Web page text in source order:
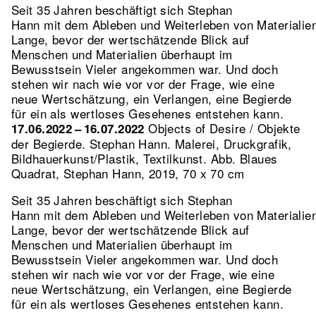
Seit 35 Jahren beschäftigt sich Stephan
Hann mit dem Ableben und Weiterleben von
Lange, bevor der wertschätzende Blick auf
Menschen und Materialien überhaupt im
Bewusstsein Vieler angekommen war. Und doch
stehen wir nach wie vor vor der Frage, wie eine
neue Wertschätzung, ein Verlangen, eine Begierde
für ein als wertloses Gesehenes entstehen kann.
17.06.2022 – 16.07.2022Objects of Desire / Objekte
der Begierde. Stephan Hann. Malerei, Druckgrafik,
Bildhauerkunst/Plastik, Textilkunst. Abb. Blaues
Quadrat, Stephan Hann, 2019, 70 x 70 cm
Seit 35 Jahren beschäftigt sich Stephan
Hann mit dem Ableben und Weiterleben von
Lange, bevor der wertschätzende Blick auf
Menschen und Materialien überhaupt im
Bewusstsein Vieler angekommen war. Und doch
stehen wir nach wie vor vor der Frage, wie eine
neue Wertschätzung, ein Verlangen, eine Begierde
für ein als wertloses Gesehenes entstehen kann.